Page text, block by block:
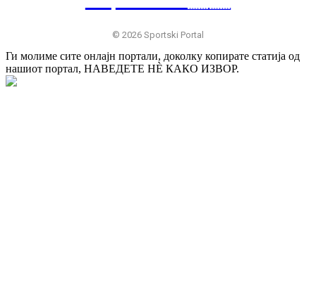
© 2026 Sportski Portal
Ги молиме сите онлајн портали, доколку копирате статија од
нашиот портал, НАВЕДЕТЕ НÈ КАКО ИЗВОР.